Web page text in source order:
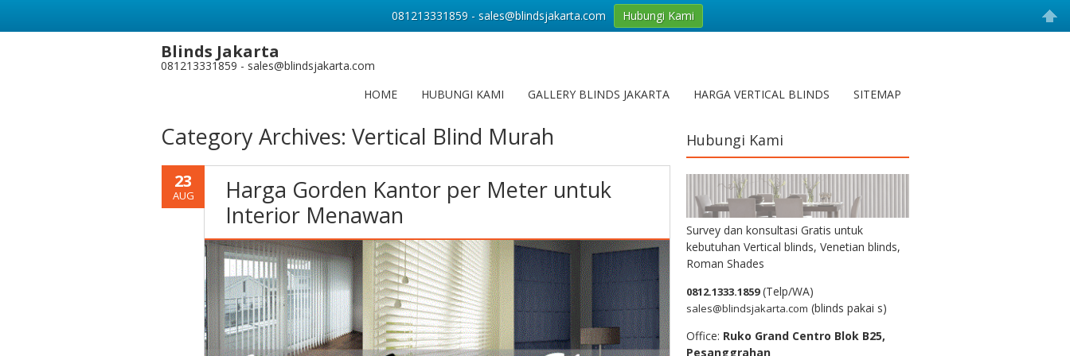
Blinds Jakarta
081213331859 - sales@blindsjakarta.com
HOME
HUBUNGI KAMI GALLERY BLINDS JAKARTA HARGA VERTICAL BLINDS SITEMAP
Category Archives: Vertical Blind Murah
23
AUG
Harga Gorden Kantor per Meter untuk
Interior Menawan
Hubungi Kami
Survey dan konsultasi Gratis untuk
kebutuhan Vertical blinds, Venetian blinds,
Roman Shades
0812.1333.1859 (Telp/WA)
sales@blindsjakarta.com (blinds pakai s)
Office: Ruko Grand Centro Blok B25,
Pesanggrahan
081213331859 - sales@blindsjakarta.com Hubungi Kami